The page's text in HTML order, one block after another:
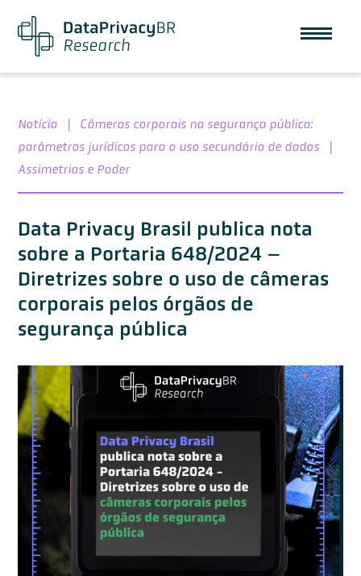
Notícia |
Câmeras corporais na segurança pública:
parâmetros jurídicos para o uso secundário de dados
|
Assimetrias e Poder
Data Privacy Brasil publica nota
sobre a Portaria 648/2024 –
Diretrizes sobre o uso de câmeras
corporais pelos órgãos de
segurança pública